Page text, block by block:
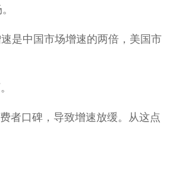
是中国市场增速的两倍，美国市
者口碑，导致增速放缓。从这点